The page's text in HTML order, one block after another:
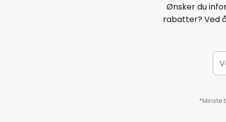
Ønsker du
rabatter? Ved
*Minste